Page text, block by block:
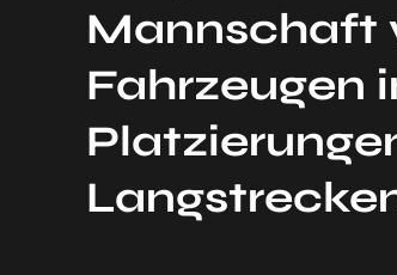
Mannschaft
Fahrzeugen